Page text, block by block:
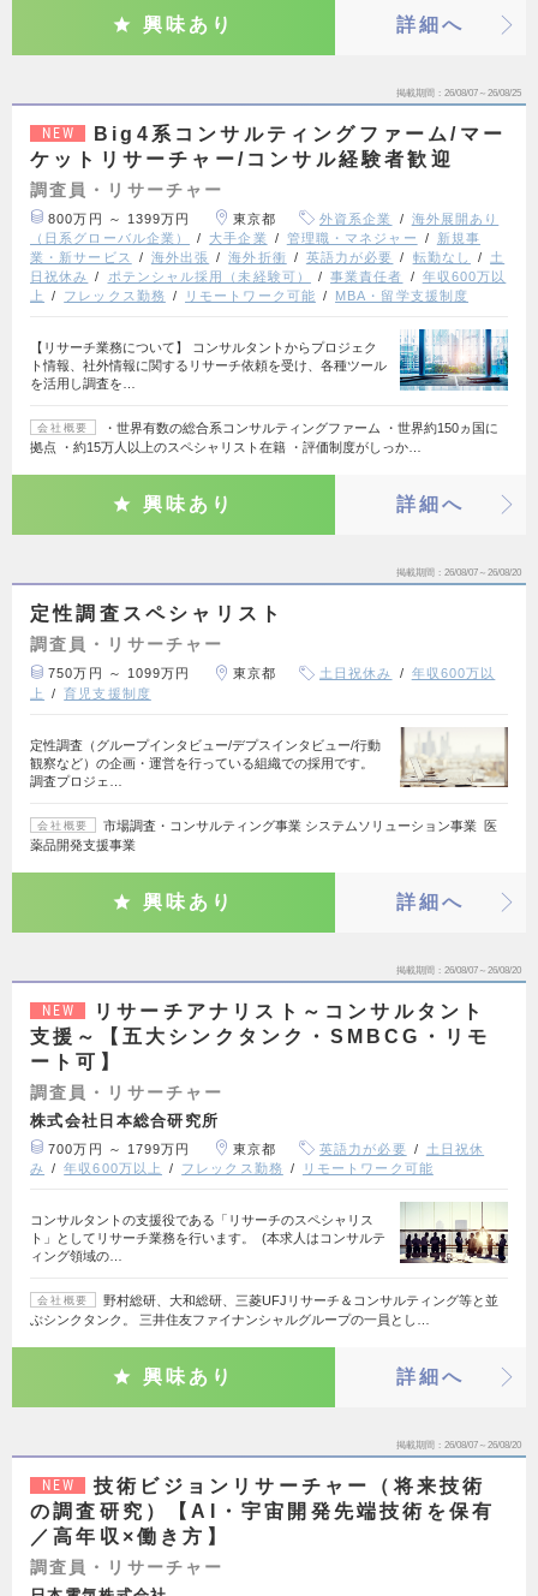
興味あり 詳細へ
掲載期間 26/08/07～26/08/25
NEW
Big4系コンサルティングファーム/マー
ケットリサーチャー/コンサル経験者歓迎
調査員・リサーチャー
800万円 ～ 1399万円 東京都 外資系企業
海外展開あり
（日系グローバル企業）
大手企業 管理職・マネジャー
新規事
業・新サービス
海外出張 海外折衝 英語力が必要 転勤なし
土
日祝休み
ポテンシャル採用（未経験可） 事業責任者
年収600万以
上
フレックス勤務 リモートワーク可能 MBA・留学支援制度
【リサーチ業務について】 コンサルタントからプロジェク
ト情報、社外情報に関するリサーチ依頼を受け、各種ツール
を活用し調査を…
会社概要
・世界有数の総合系コンサルティングファーム ・世界約150ヵ国に
拠点 ・約15万人以上のスペシャリスト在籍 ・評価制度がしっか…
興味あり 詳細へ
掲載期間 26/08/07～26/08/20
定性調査スペシャリスト
調査員・リサーチャー
750万円 ～ 1099万円 東京都 土日祝休み
年収600万以
上
育児支援制度
定性調査（グループインタビュー/デプスインタビュー/行動
観察など）の企画・運営を行っている組織での採用です。
調査プロジェ…
会社概要
市場調査・コンサルティング事業 システムソリューション事業 医
薬品開発支援事業
興味あり 詳細へ
掲載期間 26/08/07～26/08/20
NEW
リサーチアナリスト～コンサルタント
支援～【五大シンクタンク・SMBCG・リモ
ート可】
調査員・リサーチャー
株式会社日本総合研究所
700万円 ～ 1799万円 東京都 英語力が必要
土日祝休
み
年収600万以上 フレックス勤務 リモートワーク可能
コンサルタントの支援役である「リサーチのスペシャリス
ト」としてリサーチ業務を行います。 (本求人はコンサルテ
ィング領域の…
会社概要
野村総研、大和総研、三菱UFJリサーチ＆コンサルティング等と並
ぶシンクタンク。 三井住友ファイナンシャルグループの一員とし…
興味あり 詳細へ
掲載期間 26/08/07～26/08/20
NEW
技術ビジョンリサーチャー（将来技術
の調査研究）【AI・宇宙開発先端技術を保有
／高年収×働き方】
調査員・リサーチャー